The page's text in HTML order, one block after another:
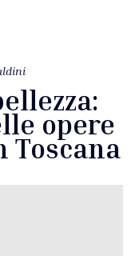
opere
Toscana